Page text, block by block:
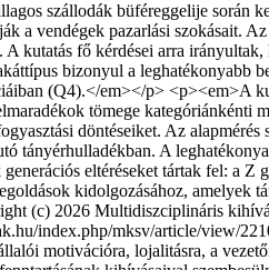
szállodák büféreggelije során
vendégek pazarlási szokásait.
kutatás fő kérdései arra
bizonyul a leghatékonyabb
(Q4).</em></p> <p><em>A
tömege kategóriánkénti
döntéseiket. Az
tányérhulladékban. A
eltéréseket tártak fel: a
kidolgozásához, amelyek
(c) 2026 Multidiszciplináris
index.php/mksv/article/view/
motivációra, lojalitásra, a